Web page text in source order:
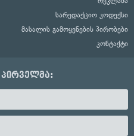
სარედაქციო კოდექსი
მასალის გამოყენების პირობები
კონტაქტი
პირველმა: